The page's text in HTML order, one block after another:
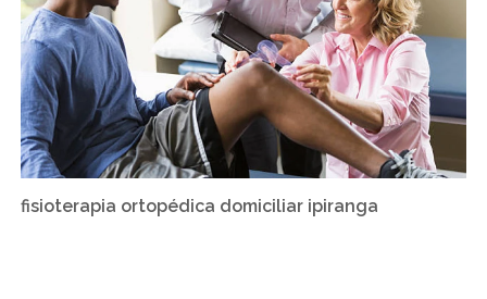
fisioterapia ortopédica domiciliar ipiranga